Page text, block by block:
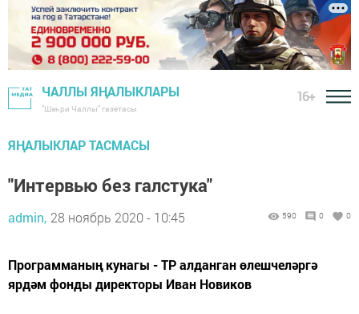
ЧАЛЛЫ ЯҢАЛЫКЛАРЫ
"Шәһри Чаллы" газетасы
16+
ЯҢАЛЫКЛАР ТАСМАСЫ
"Интервью без галстука"
admin, 28 ноябрь 2020 - 10:45 590 0 0
Программаның кунагы - ТР алданган өлешчеләргә
ярдәм фонды директоры Иван Новиков